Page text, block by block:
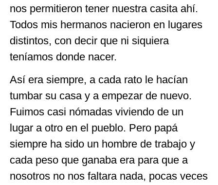
nos permitieron tener nuestra casita ahí.
Todos mis hermanos nacieron en lugares
distintos, con decir que ni siquiera
teníamos donde nacer.
Así era siempre, a cada rato le hacían
tumbar su casa y a empezar de nuevo.
Fuimos casi nómadas viviendo de un
lugar a otro en el pueblo. Pero papá
siempre ha sido un hombre de trabajo y
cada peso que ganaba era para que a
nosotros no nos faltara nada, pocas veces